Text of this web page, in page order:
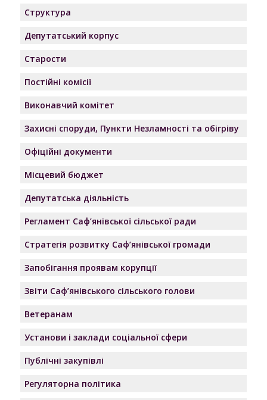
Структура
Депутатський корпус
Старости
Постійні комісії
Виконавчий комітет
Захисні споруди, Пункти Незламності та обігріву
Офіційні документи
Місцевий бюджет
Депутатська діяльність
Регламент Саф’янівської сільської ради
Стратегія розвитку Саф’янівської громади
Запобігання проявам корупції
Звіти Саф’янівського сільського голови
Ветеранам
Установи і заклади соціальної сфери
Публічні закупівлі
Регуляторна політика